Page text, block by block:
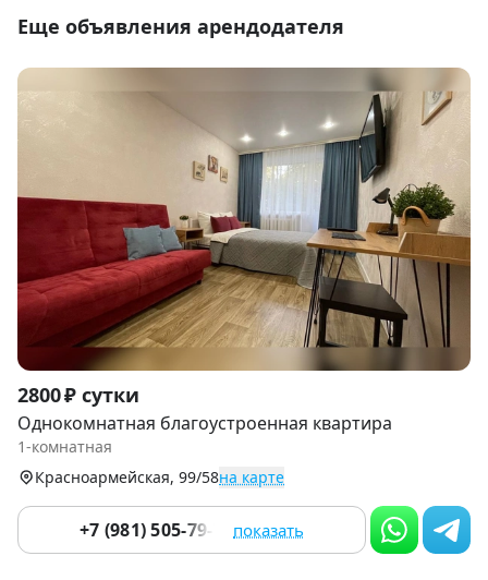
Еще объявления арендодателя
Item
1
of
9
2800 ₽ сутки
Однокомнатная благоустроенная квартира
1-комнатная
Красноармейская, 99/58на карте
+7 (981) 505-79-79 показать